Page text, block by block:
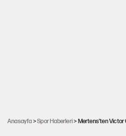
Anasayfa >Spor Haberleri> Mertens'ten Victor